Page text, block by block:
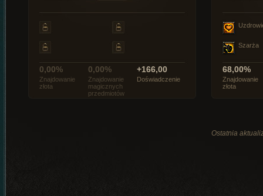
0,00%
Znajdowanie
złota
0,00%
Znajdowanie
magicznych
przedmiotów
+166,00
Doświadczenie
Szarża
68,00%
Znajdowanie
złota
Ostatnia